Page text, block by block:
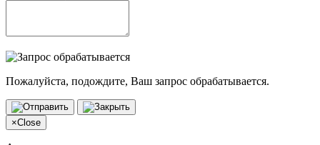
Пожалуйста, подождите, Ваш запрос обрабатывается.
×Close